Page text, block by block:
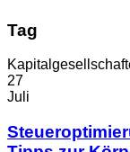
Tag
27
Juli